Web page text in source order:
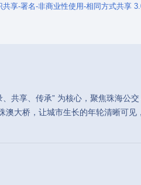
享-署名-非商业性使用-相同方式共享
共享、传承” 为核心，聚焦珠海公
澳大桥，让城市生长的年轮清晰可见